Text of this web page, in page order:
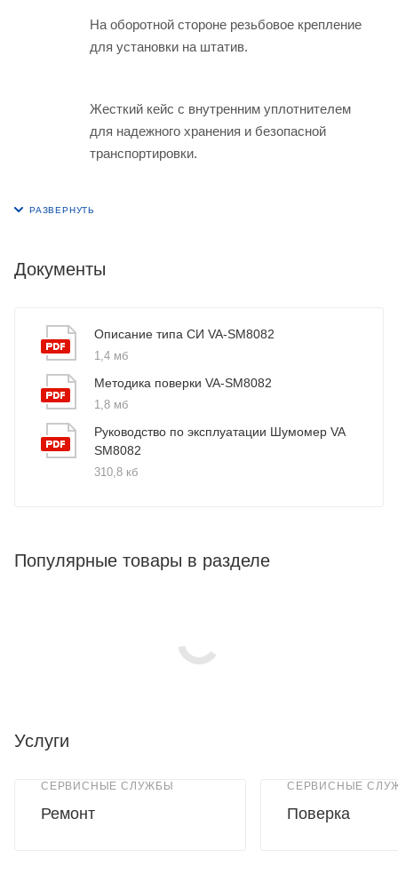
На оборотной стороне резьбовое крепление
для установки на штатив.
Жесткий кейс с внутренним уплотнителем
для надежного хранения и безопасной
транспортировки.
Документы
Описание типа СИ VA-SM8082
1,4 мб
Методика поверки VA-SM8082
1,8 мб
Руководство по эксплуатации Шумомер VA
SM8082
310,8 кб
Популярные товары в разделе
Услуги
СЕРВИСНЫЕ СЛУЖБЫ
Ремонт
СЕРВИСНЫЕ
Поверка